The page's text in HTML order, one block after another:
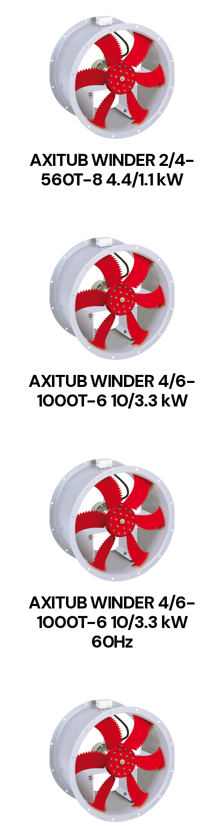
DETAILS
AXITUB WINDER 2/4-
560T-8 4.4/1.1 kW
DETAILS
AXITUB WINDER 4/6-
1000T-6 10/3.3 kW
DETAILS
AXITUB WINDER 4/6-
1000T-6 10/3.3 kW
60Hz
DETAILS